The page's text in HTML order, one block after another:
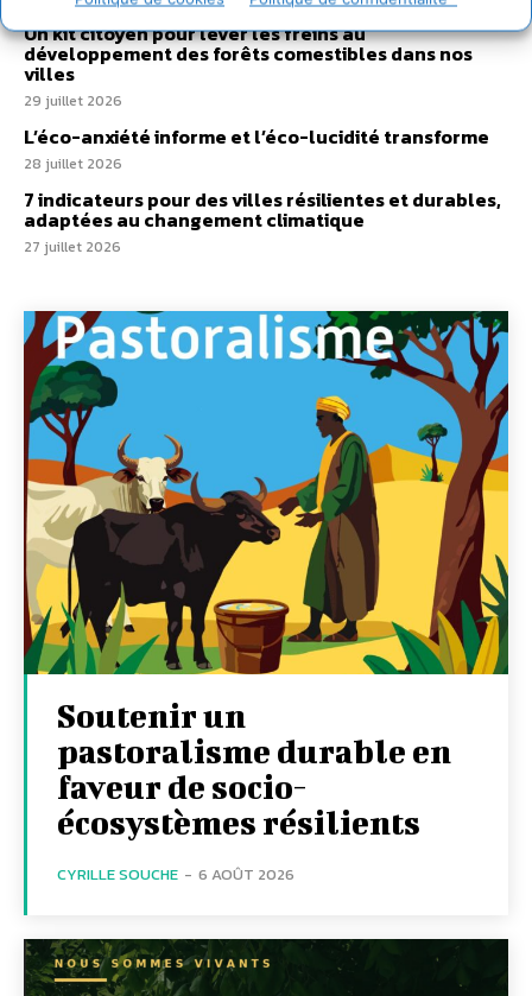
Un kit citoyen pour lever les freins au
développement des forêts comestibles dans nos
villes
29 juillet 2026
L’éco-anxiété informe et l’éco-lucidité transforme
28 juillet 2026
7 indicateurs pour des villes résilientes et durables,
adaptées au changement climatique
27 juillet 2026
Soutenir un
pastoralisme durable en
faveur de socio-
écosystèmes résilients
CYRILLE SOUCHE - 6 AOÛT 2026